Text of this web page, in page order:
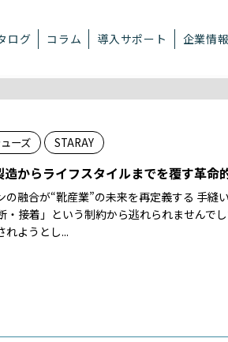
ログ コラム 導入サポート 企業情報
ーズ STARAY
からライフスタイルまでを覆す革命
の融合が“靴産業”の未来を再定義する 手縫
・接着」という制約から逃れられませんで
れようとし...